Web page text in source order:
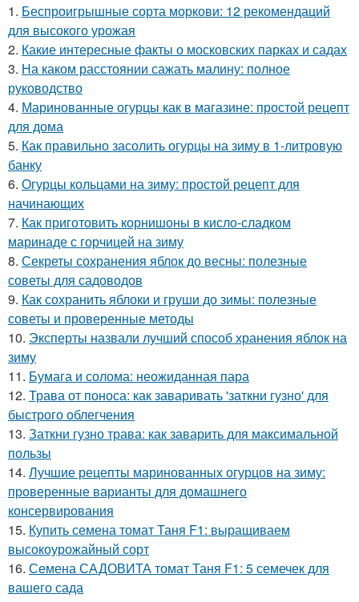
1. Беспроигрышные сорта моркови: 12 рекомендаций
для высокого урожая
2. Какие интересные факты о московских парках и садах
3. На каком расстоянии сажать малину: полное
руководство
4. Маринованные огурцы как в магазине: простой рецепт
для дома
5. Как правильно засолить огурцы на зиму в 1-литровую
банку
6. Огурцы кольцами на зиму: простой рецепт для
начинающих
7. Как приготовить корнишоны в кисло-сладком
маринаде с горчицей на зиму
8. Секреты сохранения яблок до весны: полезные
советы для садоводов
9. Как сохранить яблоки и груши до зимы: полезные
советы и проверенные методы
10. Эксперты назвали лучший способ хранения яблок на
зиму
11. Бумага и солома: неожиданная пара
12. Трава от поноса: как заваривать 'заткни гузно' для
быстрого облегчения
13. Заткни гузно трава: как заварить для максимальной
пользы
14. Лучшие рецепты маринованных огурцов на зиму:
проверенные варианты для домашнего
консервирования
15. Купить семена томат Таня F1: выращиваем
высокоурожайный сорт
16. Семена САДОВИТА томат Таня F1: 5 семечек для
вашего сада